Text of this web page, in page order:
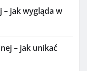
jak wygląda w
– jak unikać